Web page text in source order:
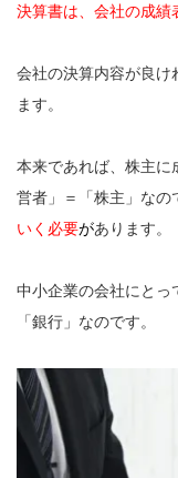
決算書は、会社の成績
会社の決算内容が良け
ます。
本来であれば、株主に
営者」＝「株主」なの
いく必要があります。
中小企業の会社にとっ
「銀行」なのです。